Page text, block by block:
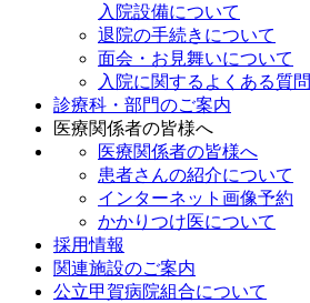
入院設備について
退院の手続きについて
面会・お見舞いについて
入院に関するよくある質問
診療科・部門のご案内
医療関係者の皆様へ
医療関係者の皆様へ
患者さんの紹介について
インターネット画像予約
かかりつけ医について
採用情報
関連施設のご案内
公立甲賀病院組合について